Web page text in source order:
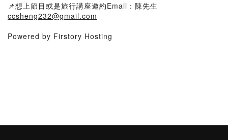
📌想上節目或是旅行講座邀約Email：陳先生
ccsheng232@gmail.com
Powered by Firstory Hosting